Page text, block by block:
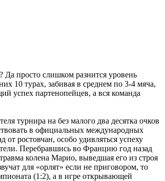
Да просто слишком разнится уровень
10 турах, забивая в среднем по 3-4 мяча,
успех партенопейцев, а вся команда
турнира на без малого два десятка очков
в официальных международных
ростовчан, особо удивляться успеху
Перебравшись во Францию год назад
колена Марио, выведшая его из строя
для «орлят» если не приговором, то
(1:2), а в игре открывающей